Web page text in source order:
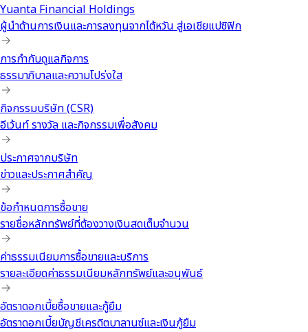
Yuanta Financial Holdings
ผู้นำด้านการเงินและการลงทุนจากไต้หวัน สู่เอเชียแปซิฟิก
การกำกับดูแลกิจการ
ธรรมาภิบาลและความโปร่งใส
กิจกรรมบริษัท (CSR)
อีเว้นท์ รางวัล และกิจกรรมเพื่อสังคม
ประกาศจากบริษัท
ข่าวและประกาศสำคัญ
ข้อกำหนดการซื้อขาย
รายชื่อหลักทรัพย์ที่ต้องวางเงินสดเต็มจำนวน
ค่าธรรมเนียมการซื้อขายและบริการ
รายละเอียดค่าธรรมเนียมหลักทรัพย์และอนุพันธ์
อัตราดอกเบี้ยซื้อขายและกู้ยืม
อัตราดอกเบี้ยบัญชีเครดิตบาลานซ์และเงินกู้ยืม